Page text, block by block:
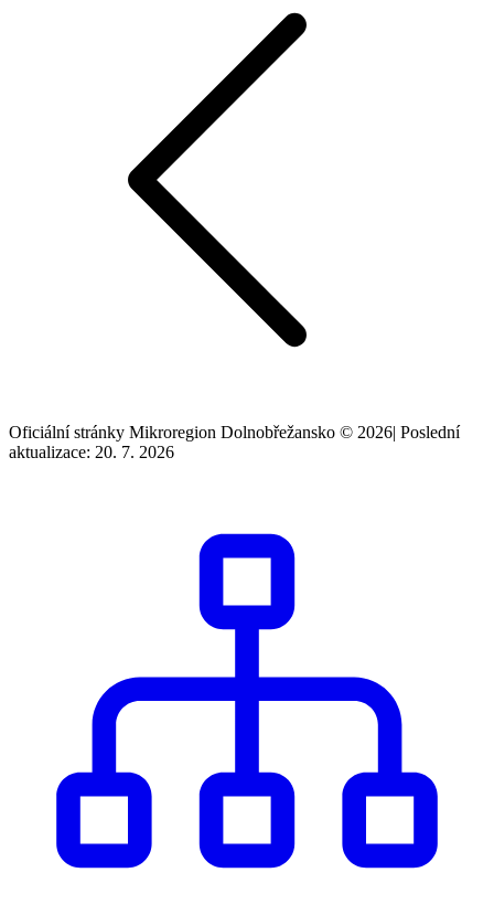
Oficiální stránky Mikroregion Dolnobřežansko © 2026| Poslední
aktualizace: 20. 7. 2026